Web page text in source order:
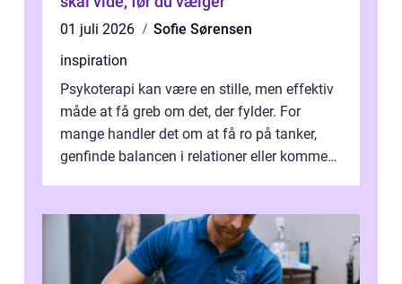
01 juli 2026
Sofie Sørensen
inspiration
Psykoterapi kan være en stille, men effektiv
måde at få greb om det, der fylder. For
mange handler det om at få ro på tanker,
genfinde balancen i relationer eller komme